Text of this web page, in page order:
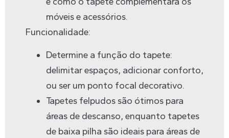
móveis e acessórios.
Funcionalidade:
Determine a função do tapete:
delimitar espaços, adicionar conforto,
ou ser um ponto focal decorativo.
Tapetes felpudos são ótimos para
áreas de descanso, enquanto tapetes
de baixa pilha são ideais para áreas de